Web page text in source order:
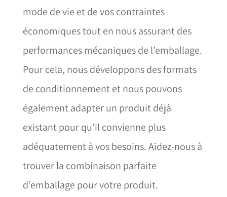
mode de vie et de vos contraintes
économiques tout en nous assurant des
performances mécaniques de l’emballage.
Pour cela, nous développons des formats
de conditionnement et nous pouvons
également adapter un produit déjà
existant pour qu’il convienne plus
adéquatement à vos besoins. Aidez-nous à
trouver la combinaison parfaite
d’emballage pour votre produit.